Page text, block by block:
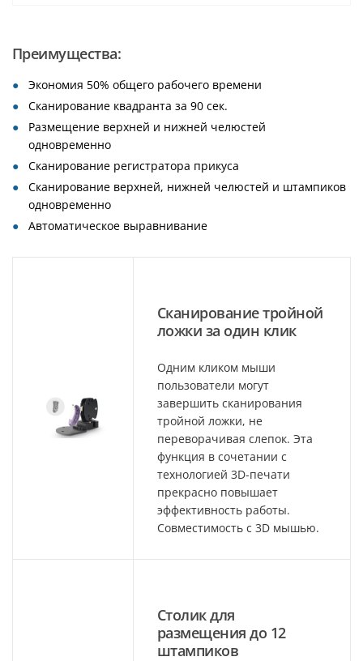
Преимущества:
Экономия 50% общего рабочего времени
Сканирование квадранта за 90 сек.
Размещение верхней и нижней челюстей
одновременно
Сканирование регистратора прикуса
Сканирование верхней, нижней челюстей и штампиков
одновременно
Автоматическое выравнивание
Сканирование тройной
ложки за один клик
Одним кликом мыши
пользователи могут
завершить сканирования
тройной ложки, не
переворачивая слепок. Эта
функция в сочетании с
технологией 3D-печати
прекрасно повышает
эффективность работы.
Совместимость с 3D мышью.
Столик для
размещения до 12
штампиков